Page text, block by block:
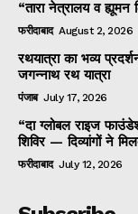
“तारा नेत्रालय व
फरीदाबाद August 2, 2026
रथयात्रा का भव्य
जगन्नाथ रथ यात्रा
पंजाब July 17, 2026
“दा ग्लोबल राइज
शिविर — दिव्यांगों ने
फरीदाबाद July 12, 2026